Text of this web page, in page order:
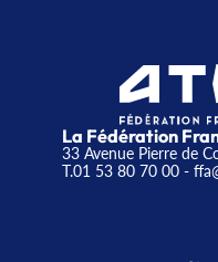
La Fédération
33 Avenue Pierre de
T.01 53 80 70 00-